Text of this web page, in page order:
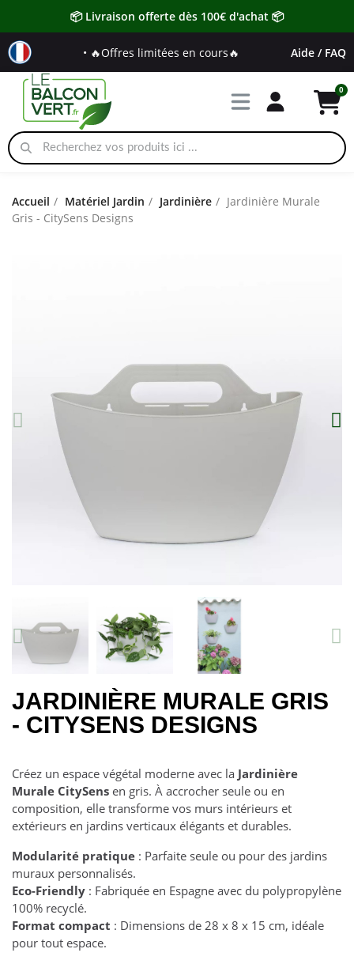
📦 Livraison offerte dès 100€ d'achat 📦
• 🔥Offres limitées en cours🔥 Aide / FAQ
Accueil Matériel Jardin Jardinière
Jardinière Murale
Gris - CitySens Designs
JARDINIÈRE MURALE GRIS
- CITYSENS DESIGNS
Créez un espace végétal moderne avec la Jardinière
Murale CitySens en gris. À accrocher seule ou en
composition, elle transforme vos murs intérieurs et
extérieurs en jardins verticaux élégants et durables.
Modularité pratique : Parfaite seule ou pour des jardins
muraux personnalisés.
Eco-Friendly : Fabriquée en Espagne avec du polypropylène
100% recyclé.
Format compact : Dimensions de 28 x 8 x 15 cm, idéale
pour tout espace.